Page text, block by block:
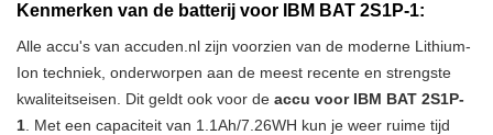
Kenmerken van de batterij voor IBM BAT 2S1P-1:
Alle accu's van accuden.nl zijn voorzien van de moderne Lithium-
Ion techniek, onderworpen aan de meest recente en strengste
kwaliteitseisen. Dit geldt ook voor de accu voor IBM BAT 2S1P-
1 . Met een capaciteit van 1.1Ah/7.26WH kun je weer ruime tijd